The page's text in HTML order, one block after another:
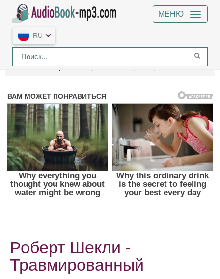
МЕНЮ
RU
Главная Авторы Роберт Шекли Травмированный
Роберт Шекли -
Травмированный